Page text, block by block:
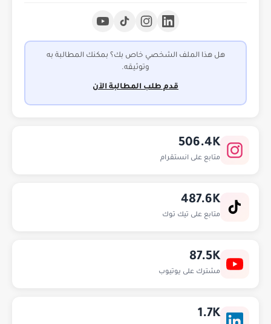
هل هذا الملف الشخصي خاص بك؟ بمكنك المطالبة به
وتوثيقه.
قدم طلب المطالبة الآن
506.4K
متابع على انستقرام
487.6K
متابع على تيك توك
87.5K
مشترك على يوتيوب
1.7K